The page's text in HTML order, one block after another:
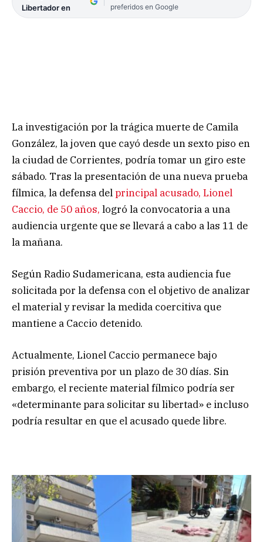
Libertador en
preferidos en Google
La investigación por la trágica muerte de Camila
González, la joven que cayó desde un sexto piso en
la ciudad de Corrientes, podría tomar un giro este
sábado. Tras la presentación de una nueva prueba
fílmica, la defensa delprincipal acusado, Lionel
Caccio, de 50 años, logró la convocatoria a una
audiencia urgente que se llevará a cabo a las 11 de
la mañana.
Según Radio Sudamericana, esta audiencia fue
solicitada por la defensa con el objetivo de analizar
el material y revisar la medida coercitiva que
mantiene a Caccio detenido.
Actualmente, Lionel Caccio permanece bajo
prisión preventiva por un plazo de 30 días. Sin
embargo, el reciente material fílmico podría ser
«determinante para solicitar su libertad» e incluso
podría resultar en que el acusado quede libre.